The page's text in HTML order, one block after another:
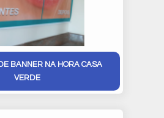
BANNER NA HORA CASA
VERDE